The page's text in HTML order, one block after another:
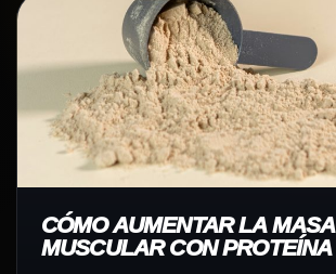
CÓMO AUMENTAR LA MASA
MUSCULAR CON PROTEÍNA